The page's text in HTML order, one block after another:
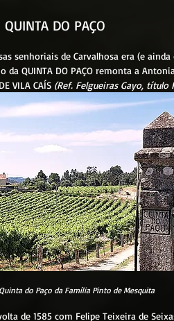
QUINTA DO PAÇO
QUINTA DO PAÇO remonta a
VILA CAÍS (Ref. Felgueiras Gayo, título
do Paço da Família Pinto de Mesquita